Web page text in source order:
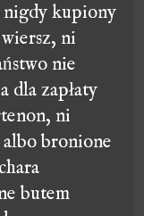
nigdy kupiony
ni
nie
dla zapłaty
ni
bronione
butem